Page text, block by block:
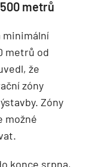
metrů
minimální
metrů od
že
zóny
Zóny
možné
konce srpna,